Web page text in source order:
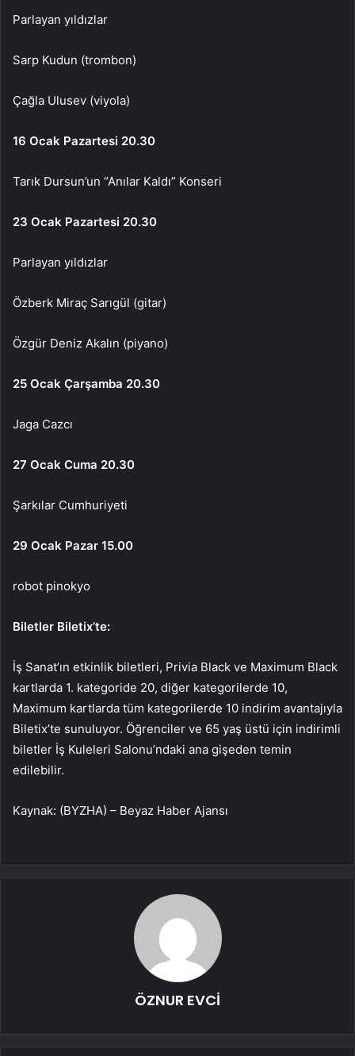
Parlayan yıldızlar
Sarp Kudun (trombon)
Çağla Ulusev (viyola)
16 Ocak Pazartesi 20.30
Tarık Dursun’un “Anılar Kaldı” Konseri
23 Ocak Pazartesi 20.30
Parlayan yıldızlar
Özberk Miraç Sarıgül (gitar)
Özgür Deniz Akalın (piyano)
25 Ocak Çarşamba 20.30
Jaga Cazcı
27 Ocak Cuma 20.30
Şarkılar Cumhuriyeti
29 Ocak Pazar 15.00
robot pinokyo
Biletler Biletix’te:
İş Sanat’ın etkinlik biletleri, Privia Black ve Maximum Black
kartlarda 1. kategoride 20, diğer kategorilerde 10,
Maximum kartlarda tüm kategorilerde 10 indirim avantajıyla
Biletix’te sunuluyor. Öğrenciler ve 65 yaş üstü için indirimli
biletler İş Kuleleri Salonu’ndaki ana gişeden temin
edilebilir.
Kaynak: (BYZHA) – Beyaz Haber Ajansı
ÖZNUR EVCİ